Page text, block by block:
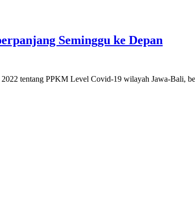
Seminggu ke Depan
tentang PPKM Level Covid-19 wilayah Jawa-Bali,